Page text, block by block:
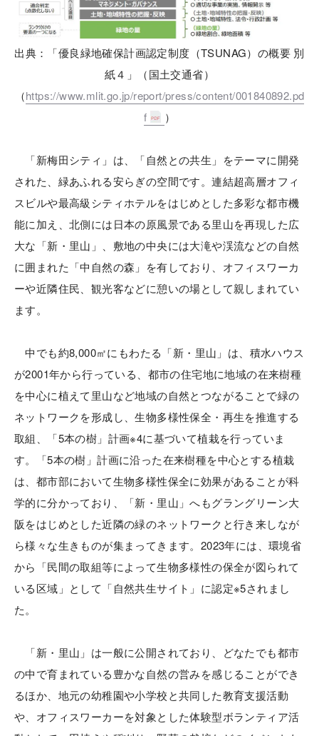
出典：「優良緑地確保計画認定制度（TSUNAG）の概要 別
紙４」（国土交通省）
（https://www.mlit.go.jp/report/press/content/001840892.pd
f
）
「新梅田シティ」は、「自然との共生」をテーマに開発
された、緑あふれる安らぎの空間です。連結超高層オフィ
スビルや最高級シティホテルをはじめとした多彩な都市機
能に加え、北側には日本の原風景である里山を再現した広
大な「新・里山」、敷地の中央には大滝や渓流などの自然
に囲まれた「中自然の森」を有しており、オフィスワーカ
ーや近隣住民、観光客などに憩いの場として親しまれてい
ます。
中でも約8,000㎡にもわたる「新・里山」は、積水ハウス
が2001年から行っている、都市の住宅地に地域の在来樹種
を中心に植えて里山など地域の自然とつながることで緑の
ネットワークを形成し、生物多様性保全・再生を推進する
取組、「5本の樹」計画※4に基づいて植栽を行っていま
す。「5本の樹」計画に沿った在来樹種を中心とする植栽
は、都市部において生物多様性保全に効果があることが科
学的に分かっており、「新・里山」へもグラングリーン大
阪をはじめとした近隣の緑のネットワークと行き来しなが
ら様々な生きものが集まってきます。2023年には、環境省
から「民間の取組等によって生物多様性の保全が図られて
いる区域」として「自然共生サイト」に認定※5されまし
た。
「新・里山」は一般に公開されており、どなたでも都市
の中で育まれている豊かな自然の営みを感じることができ
るほか、地元の幼稚園や小学校と共同した教育支援活動
や、オフィスワーカーを対象とした体験型ボランティア活